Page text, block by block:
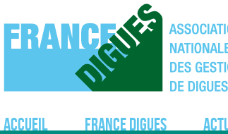
Accueil France Digues